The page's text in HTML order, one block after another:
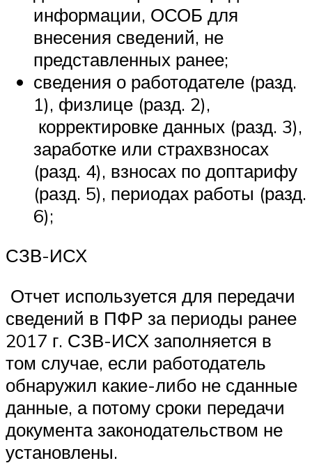
информации, ОСОБ для
внесения сведений, не
представленных ранее;
сведения о работодателе (разд.
1), физлице (разд. 2),
корректировке данных (разд. 3),
заработке или страхвзносах
(разд. 4), взносах по доптарифу
(разд. 5), периодах работы (разд.
6);
СЗВ-ИСХ
Отчет используется для передачи
сведений в ПФР за периоды ранее
2017 г. СЗВ-ИСХ заполняется в
том случае, если работодатель
обнаружил какие-либо не сданные
данные, а потому сроки передачи
документа законодательством не
установлены.